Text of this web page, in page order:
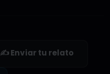
✍️ Enviar tu relato